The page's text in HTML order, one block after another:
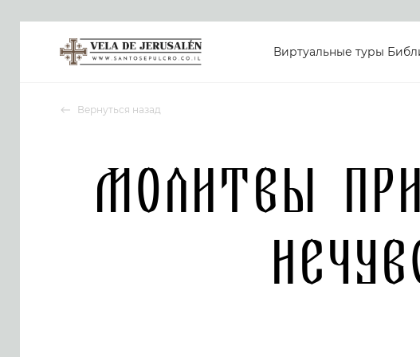
Виртуальные туры
Вернуться назад
Молитвы